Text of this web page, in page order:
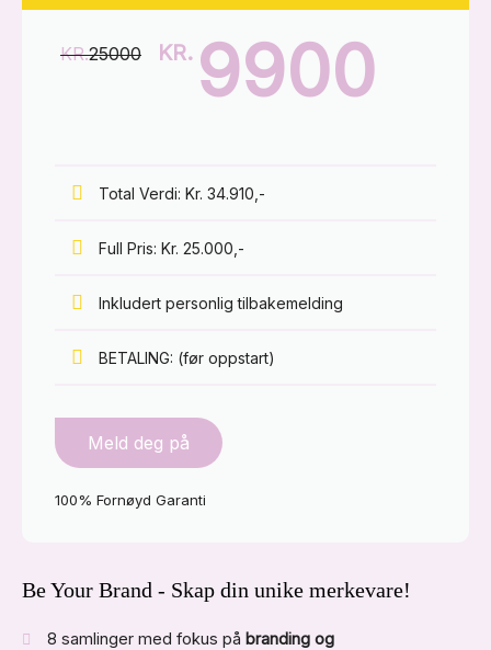
KR.25000 KR. 9900
Total Verdi: Kr. 34.910,-
Full Pris: Kr. 25.000,-
Inkludert personlig tilbakemelding
BETALING: (før oppstart)
Meld deg på
100% Fornøyd Garanti
Be Your Brand - Skap din unike merkevare!
8 samlinger med fokus på branding og